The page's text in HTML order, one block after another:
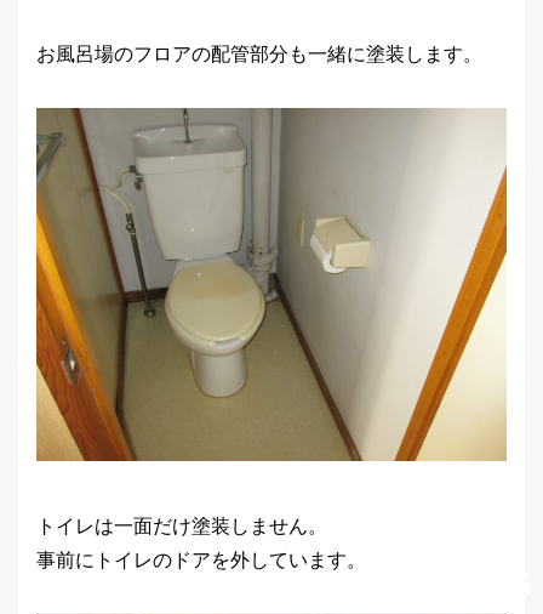
お風呂場のフロアの配管部分も一緒に塗装します。
トイレは一面だけ塗装しません。
事前にトイレのドアを外しています。